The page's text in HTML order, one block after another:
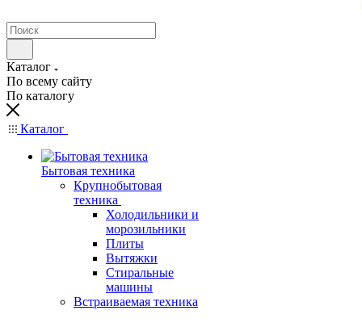
Каталог
По всему сайту
По каталогу
Каталог
Бытовая техника
Крупнобытовая
техника
Холодильники и
морозильники
Плиты
Вытяжки
Стиральные
машины
Встраиваемая техника